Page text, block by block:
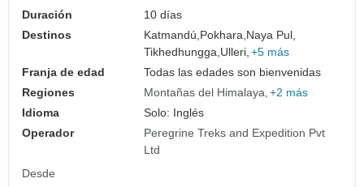
Duración
10 días
Destinos
Katmandú,Pokhara,Naya Pul,
Tikhedhungga,Ulleri, +5 más
Franja de edad
Todas las edades son bienvenidas
Regiones
Montañas del Himalaya +2 más
Idioma
Solo: Inglés
Operador
Peregrine Treks and Expedition Pvt
Ltd
Desde